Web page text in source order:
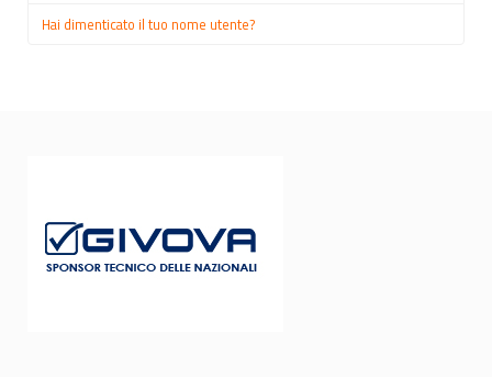
Hai dimenticato il tuo nome utente?